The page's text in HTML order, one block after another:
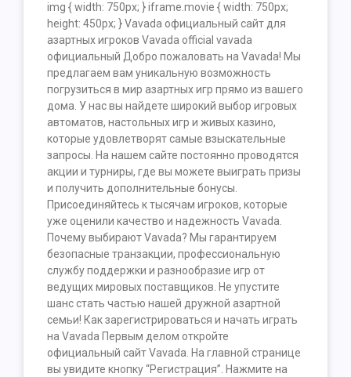
img { width: 750px; } iframe.movie { width: 750px;
height: 450px; } Vavada официальный сайт для
азартных игроков Vavada official vavada
официальный Добро пожаловать на Vavada! Мы
предлагаем вам уникальную возможность
погрузиться в мир азартных игр прямо из вашего
дома. У нас вы найдете широкий выбор игровых
автоматов, настольных игр и живых казино,
которые удовлетворят самые взыскательные
запросы. На нашем сайте постоянно проводятся
акции и турниры, где вы можете выиграть призы
и получить дополнительные бонусы.
Присоединяйтесь к тысячам игроков, которые
уже оценили качество и надежность Vavada.
Почему выбирают Vavada? Мы гарантируем
безопасные транзакции, профессиональную
службу поддержки и разнообразие игр от
ведущих мировых поставщиков. Не упустите
шанс стать частью нашей дружной азартной
семьи! Как зарегистрироваться и начать играть
на Vavada Первым делом откройте
официальный сайт Vavada. На главной странице
вы увидите кнопку “Регистрация”. Нажмите на